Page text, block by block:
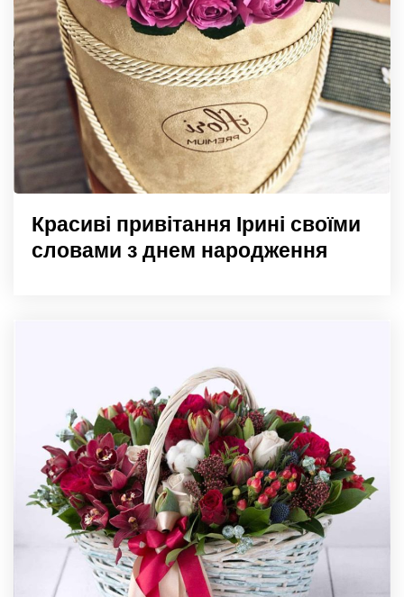
Красиві привітання Ірині своїми
словами з днем народження